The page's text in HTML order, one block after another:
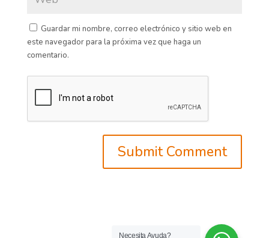
Guardar mi nombre, correo electrónico y sitio web en
este navegador para la próxima vez que haga un
comentario.
Necesita Ayuda?